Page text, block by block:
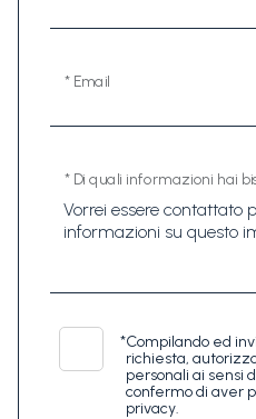
* Email
* Di quali informazioni hai
*Compilando ed
richiesta,
personali ai sensi
confermo di aver
privacy.